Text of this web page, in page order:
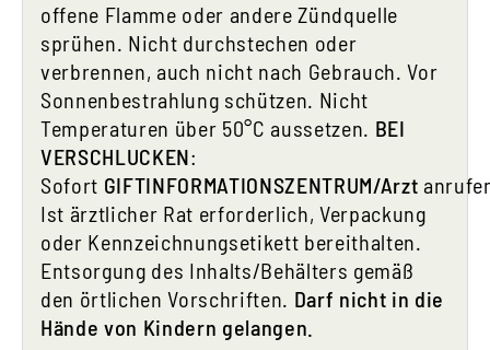
offene Flamme oder andere Zündquelle
sprühen. Nicht durchstechen oder
verbrennen, auch nicht nach Gebrauch. Vor
Sonnenbestrahlung schützen. Nicht
Temperaturen über 50°C aussetzen. BEI
VERSCHLUCKEN:
Sofort GIFTINFORMATIONSZENTRUM/Arzt
Ist ärztlicher Rat erforderlich, Verpackung
oder Kennzeichnungsetikett bereithalten.
Entsorgung des Inhalts/Behälters gemäß
den örtlichen Vorschriften. Darf nicht in die
Hände von Kindern gelangen.